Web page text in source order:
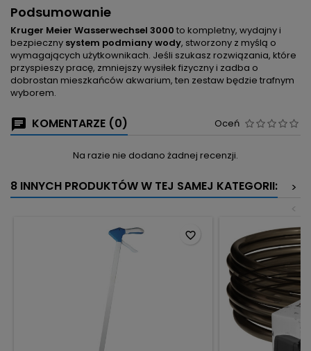
Podsumowanie
Kruger Meier Wasserwechsel 3000 to kompletny, wydajny i
bezpieczny system podmiany wody, stworzony z myślą o
wymagających użytkownikach. Jeśli szukasz rozwiązania, które
przyspieszy pracę, zmniejszy wysiłek fizyczny i zadba o
dobrostan mieszkańców akwarium, ten zestaw będzie trafnym
wyborem.
KOMENTARZE (0) Oceń
Na razie nie dodano żadnej recenzji.
8 INNYCH PRODUKTÓW W TEJ SAMEJ KATEGORII:
>
<
favorite_border